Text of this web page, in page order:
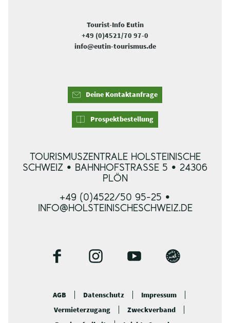
Tourist-Info Eutin
+49 (0)4521/70 97-0
info@eutin-tourismus.de
Deine Kontaktanfrage
Prospektbestellung
TOURISMUSZENTRALE HOLSTEINISCHE
SCHWEIZ • BAHNHOFSTRASSE 5 • 24306 P
LÖN
+49 (0)4522/50 95-25 •
INFO@HOLSTEINISCHESCHWEIZ.DE
F
e
b
I
t
a
Y
u
B
g
AGB Datenschutz
Impressum
Vermieterzugang
Zweckverband